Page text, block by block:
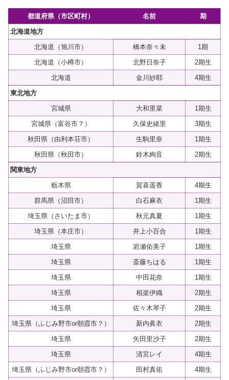
都道府県（市区町村） 名前
期
北海道地方
北海道（旭川市）
橋本奈々未
1期
北海道（小樽市）
北野日奈子
2期生
北海道
金川紗耶
4期生
東北地方
宮城県
大和里菜
1期生
宮城県（富谷市？）
久保史緒里
3期生
秋田県（由利本荘市）
生駒里奈
1期生
秋田県（秋田市）
鈴木絢音
2期生
関東地方
栃木県
賀喜遥香
4期生
群馬県（沼田市）
白石麻衣
1期生
埼玉県（さいたま市）
秋元真夏
1期生
埼玉県（本庄市）
井上小百合
1期生
埼玉県
岩瀬佑美子
1期生
埼玉県
斎藤ちはる
1期生
埼玉県
中田花奈
1期生
埼玉県
相楽伊織
2期生
埼玉県
佐々木琴子
2期生
埼玉県（ふじみ野市or朝霞市？）
新内眞衣
2期生
埼玉県
矢田里沙子
2期生
埼玉県
清宮レイ
4期生
埼玉県（ふじみ野市or朝霞市？）
田村真佑
4期生